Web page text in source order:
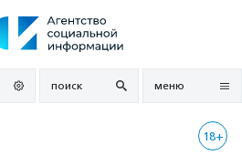
поиск меню
18+